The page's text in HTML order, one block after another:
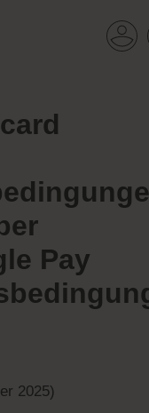
Pay
2025)